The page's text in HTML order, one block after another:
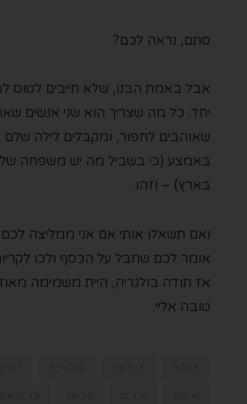
סתם, נראה לכם?
אבל באמת הבנו, שלא חייבים לטוס
יחד. כל מה שצריך הוא שני אנשים
שאוהבים לחפור, ומקבלים לילה שלם
באמצע (כי בשביל מה יש משפחה
בארץ) – וזהו.
ואם תשאלו אותי אם אני ממליצה לכם
אומר לכם שחבל על הכסף ולכו
אז תודה בולגריה, היית משמימה
טובה אליי.